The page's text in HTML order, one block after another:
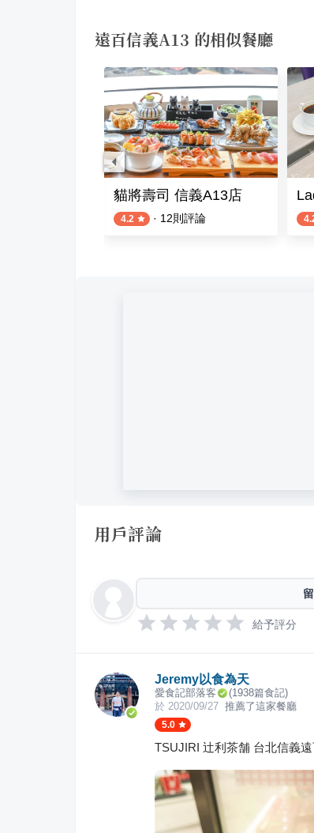
遠百信義A13 的相似餐廳
貓將壽司 信義A13店
4.2 · 12則評論
用戶評論
給予評分
Jeremy以食為天
愛食記部落客 (1938篇食記)
於 2020/09/27 推薦了這家餐廳
5.0
TSUJIRI 辻利茶舗 台北信義